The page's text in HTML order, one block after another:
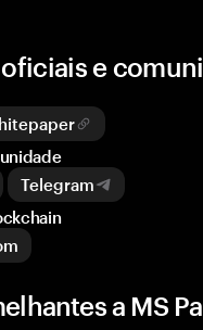
e
Telegram
a MS